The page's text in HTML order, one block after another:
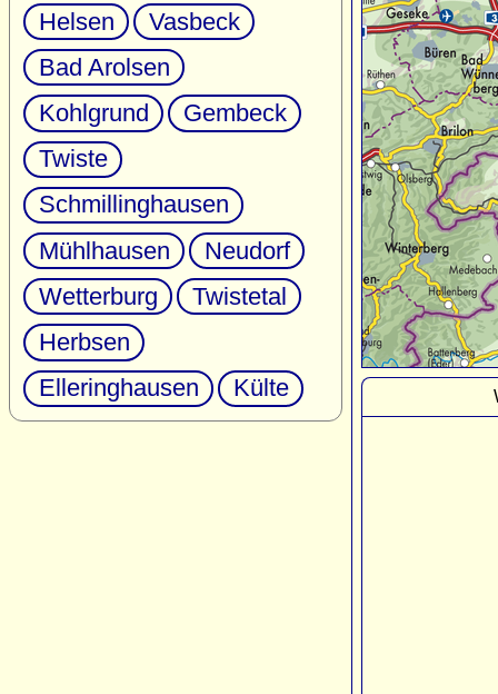
Helsen
Vasbeck
Bad Arolsen
Kohlgrund
Gembeck
Twiste
Schmillinghausen
Mühlhausen
Neudorf
Wetterburg
Twistetal
Herbsen
Elleringhausen
Külte